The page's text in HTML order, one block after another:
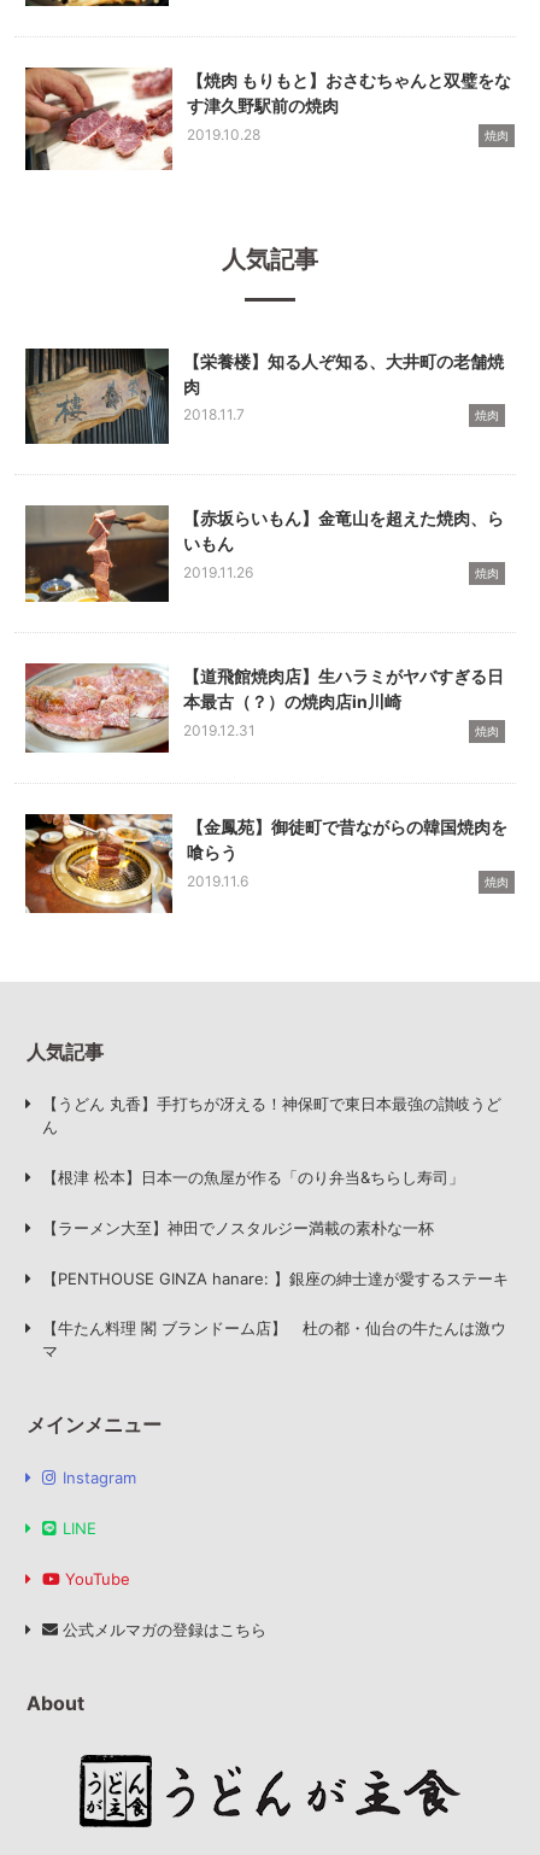
【焼肉 もりもと】おさむちゃんと双璧をな
す津久野駅前の焼肉
2019.10.28 焼肉
人気記事
【栄養楼】知る人ぞ知る、大井町の老舗焼
肉
2018.11.7 焼肉
【赤坂らいもん】金竜山を超えた焼肉、ら
いもん
2019.11.26 焼肉
【道飛館焼肉店】生ハラミがヤバすぎる日
本最古（？）の焼肉店in川崎
2019.12.31 焼肉
【金鳳苑】御徒町で昔ながらの韓国焼肉を
喰らう
2019.11.6 焼肉
人気記事
【うどん 丸香】手打ちが冴える！神保町で東日本最強の讃岐うど
ん
【根津 松本】日本一の魚屋が作る「のり弁当&ちらし寿司」
【ラーメン大至】神田でノスタルジー満載の素朴な一杯
【PENTHOUSE GINZA hanare: 】銀座の紳士達が愛するステーキ
【牛たん料理 閣 ブランドーム店】 杜の都・仙台の牛たんは激ウ
マ
メインメニュー
Instagram
LINE
YouTube
公式メルマガの登録はこちら
About